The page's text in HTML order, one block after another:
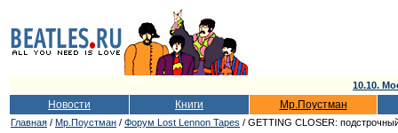
10.10.
Новости Книги Мр.Поустман
Главная / Мр.Поустман / Форум Lost Lennon Tapes / GETTING CLOSER: